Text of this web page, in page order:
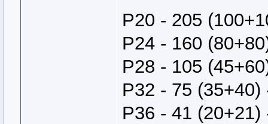
Р20 - 205
Р24 - 160
Р28 - 105
Р32 - 75
Р36 - 41 (20+21)